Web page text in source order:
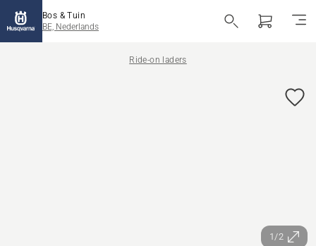
Bos & Tuin
BE, Nederlands
Ride-on laders
1/2